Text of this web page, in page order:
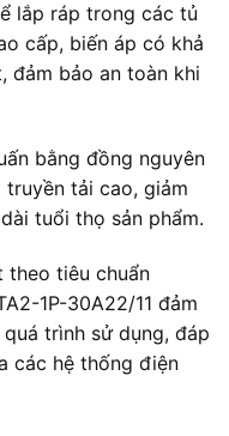
lắp ráp trong các tủ
cấp, biến áp có khả
đảm bảo an toàn khi
bằng đồng nguyên
tải cao, giảm
tuổi thọ sản phẩm.
theo tiêu chuẩn
1P-30A22/11 đảm
trình sử dụng, đáp
các hệ thống điện